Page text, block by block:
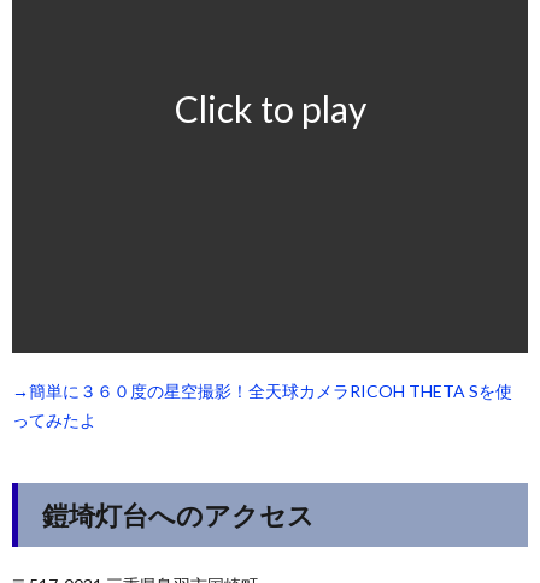
Click to play
→簡単に３６０度の星空撮影！全天球カメラRICOH THETA Sを使
ってみたよ
鎧埼灯台へのアクセス